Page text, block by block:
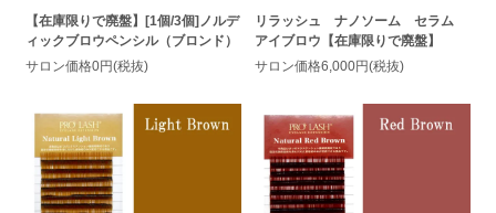
【在庫限りで廃盤】[1個/3個]ノルデ
ィックブロウペンシル（ブロンド）
サロン価格0円(税抜)
リラッシュ ナノソーム セラム
アイブロウ【在庫限りで廃盤】
サロン価格6,000円(税抜)